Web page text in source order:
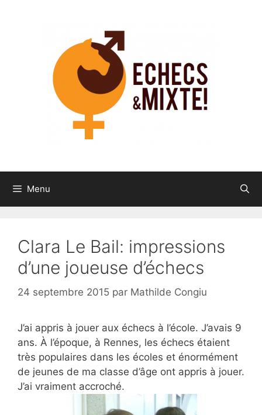
Menu
Clara Le Bail: impressions
d’une joueuse d’échecs
24 septembre 2015 par Mathilde Congiu
J’ai appris à jouer aux échecs à l’école. J’avais 9
ans. À l’époque, à Rennes, les échecs étaient
très populaires dans les écoles et énormément
de jeunes de ma classe d’âge ont appris à jouer.
J’ai vraiment accroché.